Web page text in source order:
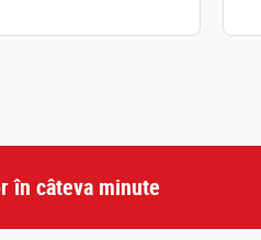
în câteva minute